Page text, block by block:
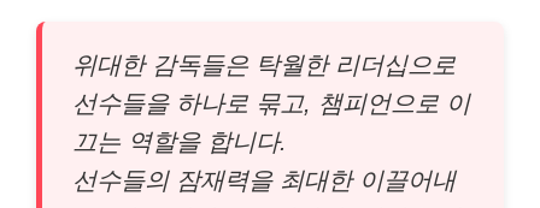
위대한 감독들은 탁월한 리더십으로
선수들을 하나로 묶고, 챔피언으로 이
끄는 역할을 합니다.
선수들의 잠재력을 최대한 이끌어내